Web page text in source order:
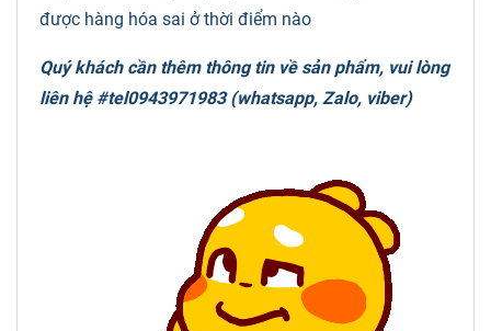
được hàng hóa sai ở thời điểm nào
Quý khách cần thêm thông tin về sản phẩm, vui lòng
liên hệ #tel0943971983 (whatsapp, Zalo, viber)